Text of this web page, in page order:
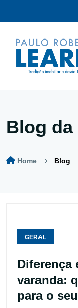
Blog da
Home Blog
GERAL
Diferença
varanda:
para o